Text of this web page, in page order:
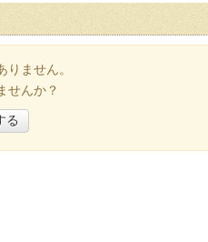
ません。
せんか？
る